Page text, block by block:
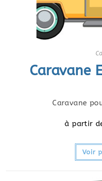
Caravane
Caravane
Voir